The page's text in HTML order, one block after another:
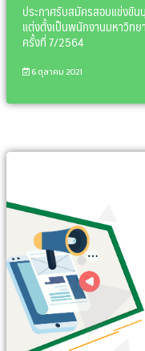
ประกาศรับสมัครสอบแข่งขัน
แต่งตั้งเป็นพนักงานมหาวิทย
ครั้งที่ 7/2564
6 ตุลาคม 2021